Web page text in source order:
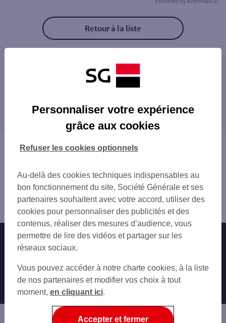
Retour à la liste
Les agences SG PRO à proximité
proximité
Vous êtes ici : Accueil
Laon
Nos engagements Nous contacter
Autres sites SG
Professionnels
Entreprises
Associations
Personnaliser votre expérience
grâce aux cookies
Au-delà des cookies techniques indispensables au
bon fonctionnement du site, Société Générale et ses
partenaires souhaitent avec votre accord, utiliser des
cookies pour personnaliser des publicités et des
contenus, réaliser des mesures d’audience, vous
permettre de lire des vidéos et partager sur les
réseaux sociaux.
Vous pouvez accéder à notre charte cookies, à la liste
de nos partenaires et modifier vos choix à tout
moment, en cliquant ici.
Refuser les cookies optionnels
Accepter et fermer